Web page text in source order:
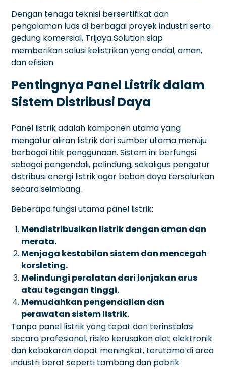
Dengan tenaga teknisi bersertifikat dan
pengalaman luas di berbagai proyek industri serta
gedung komersial, Trijaya Solution siap
memberikan solusi kelistrikan yang andal, aman,
dan efisien.
Pentingnya Panel Listrik dalam
Sistem Distribusi Daya
Panel listrik adalah komponen utama yang
mengatur aliran listrik dari sumber utama menuju
berbagai titik penggunaan. Sistem ini berfungsi
sebagai pengendali, pelindung, sekaligus pengatur
distribusi energi listrik agar beban daya tersalurkan
secara seimbang.
Beberapa fungsi utama panel listrik:
Mendistribusikan listrik dengan aman dan
merata.
Menjaga kestabilan sistem dan mencegah
korsleting.
Melindungi peralatan dari lonjakan arus
atau tegangan tinggi.
Memudahkan pengendalian dan
perawatan sistem listrik.
Tanpa panel listrik yang tepat dan terinstalasi
secara profesional, risiko kerusakan alat elektronik
dan kebakaran dapat meningkat, terutama di area
industri berat seperti tambang dan pabrik.